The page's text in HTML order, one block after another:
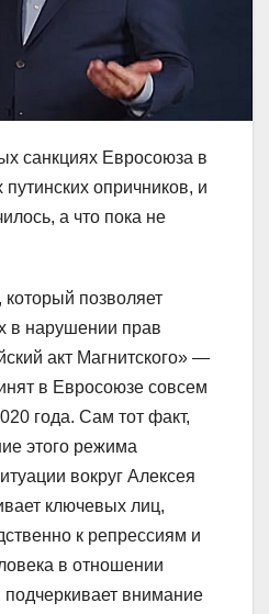
санкциях Евросоюза в
опричников, и
а что пока не
позволяет
в нарушении прав
акт Магнитского» —
в Евросоюзе совсем
года. Сам тот факт,
этого режима
вокруг Алексея
ключевых лиц,
к репрессиям и
в отношении
внимание